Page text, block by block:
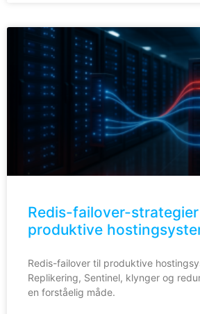
Redis-failover-
produktive
Redis-failover til produktive
Replikering, Sentinel, klynger og
en forståelig måde.